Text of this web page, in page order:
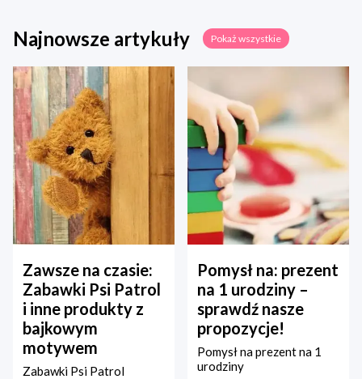
Najnowsze artykuły Pokaż wszystkie
Zawsze na czasie:
Zabawki Psi Patrol
i inne produkty z
bajkowym
motywem
Zabawki Psi Patrol
Pomysł na: prezent
na 1 urodziny –
sprawdź nasze
propozycje!
Pomysł na prezent na 1
urodziny